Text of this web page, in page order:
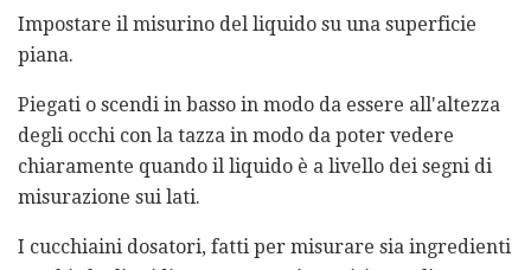
Impostare il misurino del liquido su una superficie
piana.
Piegati o scendi in basso in modo da essere all'altezza
degli occhi con la tazza in modo da poter vedere
chiaramente quando il liquido è a livello dei segni di
misurazione sui lati.
I cucchiaini dosatori, fatti per misurare sia ingredienti